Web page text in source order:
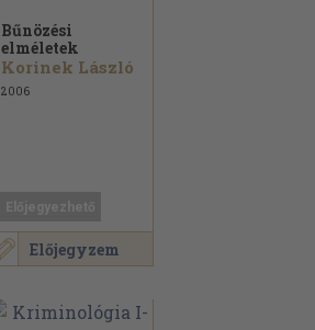
Előjegyzem
Bűnözési
elméletek
Korinek László
2006